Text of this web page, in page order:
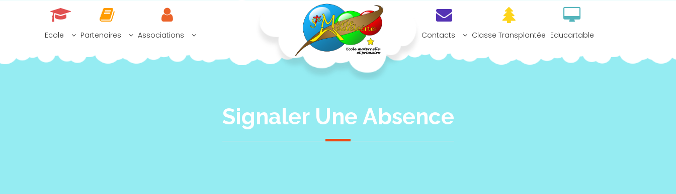
Ecole Partenaires
Associations
Ecole Privée Sainte Marie-Madeleine Geneston
Contacts Classe Transplantée Educartable
Signaler Une Absence